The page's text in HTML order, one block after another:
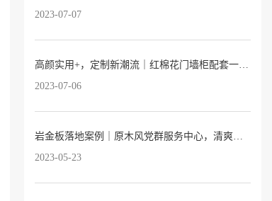
2023-07-07
高颜实用+，定制新潮流｜红棉花门墙柜配套一站式服务已上线
2023-07-06
岩金板落地案例｜原木风党群服务中心，清爽又温暖
2023-05-23